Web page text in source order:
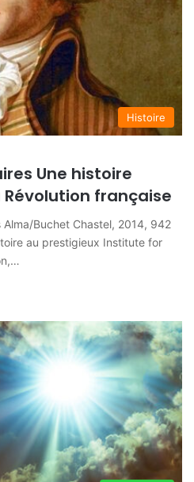
Histoire
Une histoire
française
Alma/Buchet Chastel, 2014, 942
au prestigieux Institute for